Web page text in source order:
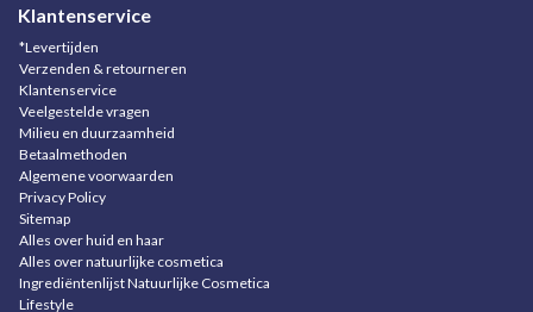
Klantenservice
*Levertijden
Verzenden & retourneren
Klantenservice
Veelgestelde vragen
Milieu en duurzaamheid
Betaalmethoden
Algemene voorwaarden
Privacy Policy
Sitemap
Alles over huid en haar
Alles over natuurlijke cosmetica
Ingrediëntenlijst Natuurlijke Cosmetica
Lifestyle